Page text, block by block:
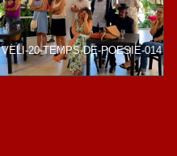
VELI-20-TEMPS-DE-POESIE-014